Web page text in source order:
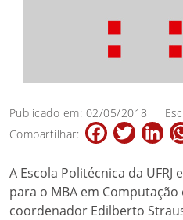
Publicado em: 02/05/2018
Compartilhar:
FacebookTwitter
A Escola Politécnica da
para o MBA em Computação
coordenador Edilberto